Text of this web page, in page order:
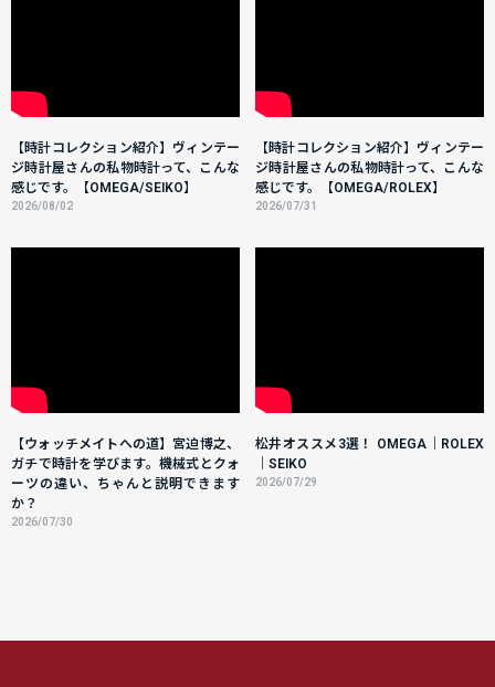
【時計コレクション紹介】ヴィンテー
ジ時計屋さんの私物時計って、こんな
感じです。【OMEGA/SEIKO】
2026/08/02
【時計コレクション紹介】ヴィンテー
ジ時計屋さんの私物時計って、こんな
感じです。【OMEGA/ROLEX】
2026/07/31
【ウォッチメイトへの道】宮迫博之、
ガチで時計を学びます。機械式とクォ
ーツの違い、ちゃんと説明できます
か？
2026/07/30
松井オススメ3選！ OMEGA｜ROLEX
｜SEIKO
2026/07/29